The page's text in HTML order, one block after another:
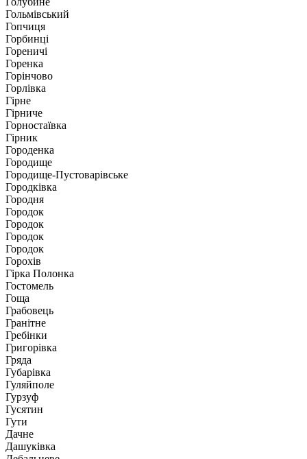
Гольмівський
Гопчиця
Горбинці
Гореничі
Горенка
Горінчово
Горлівка
Гірне
Гірниче
Горностаївка
Гірник
Городенка
Городище
Городище-Пустоварівське
Городківка
Городня
Городок
Городок
Городок
Городок
Горохів
Гірка Полонка
Гостомель
Гоща
Грабовець
Гранітне
Гребінки
Григорівка
Гряда
Губарівка
Гуляйполе
Гурзуф
Гусятин
Гути
Дачне
Дашуківка